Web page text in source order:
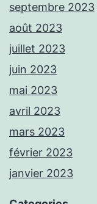
septembre 2023
août 2023
juillet 2023
juin 2023
mai 2023
avril 2023
mars 2023
février 2023
janvier 2023